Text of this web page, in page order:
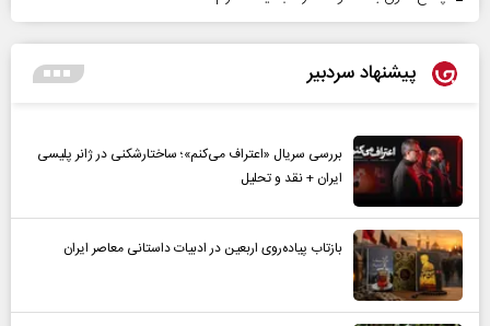
پیشنهاد سردبیر
بررسی سریال «اعتراف می‌کنم»؛ ساختارشکنی در ژانر پلیسی
ایران + نقد و تحلیل
بازتاب پیاده‌روی اربعین در ادبیات داستانی معاصر ایران